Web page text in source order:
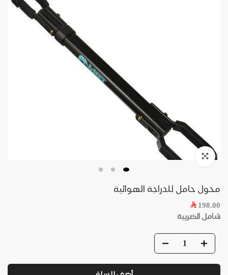
محول حامل للدراجة الهوائية
198.00
شامل الضريبة